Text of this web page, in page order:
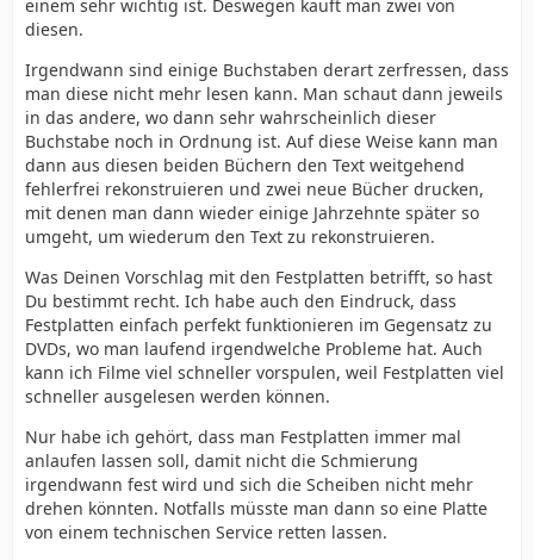
einem sehr wichtig ist. Deswegen kauft man zwei von
diesen.
Irgendwann sind einige Buchstaben derart zerfressen, dass
man diese nicht mehr lesen kann. Man schaut dann jeweils
in das andere, wo dann sehr wahrscheinlich dieser
Buchstabe noch in Ordnung ist. Auf diese Weise kann man
dann aus diesen beiden Büchern den Text weitgehend
fehlerfrei rekonstruieren und zwei neue Bücher drucken,
mit denen man dann wieder einige Jahrzehnte später so
umgeht, um wiederum den Text zu rekonstruieren.
Was Deinen Vorschlag mit den Festplatten betrifft, so hast
Du bestimmt recht. Ich habe auch den Eindruck, dass
Festplatten einfach perfekt funktionieren im Gegensatz zu
DVDs, wo man laufend irgendwelche Probleme hat. Auch
kann ich Filme viel schneller vorspulen, weil Festplatten viel
schneller ausgelesen werden können.
Nur habe ich gehört, dass man Festplatten immer mal
anlaufen lassen soll, damit nicht die Schmierung
irgendwann fest wird und sich die Scheiben nicht mehr
drehen könnten. Notfalls müsste man dann so eine Platte
von einem technischen Service retten lassen.